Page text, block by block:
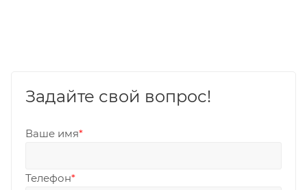
Задайте свой вопрос!
Ваше имя*
Телефон*